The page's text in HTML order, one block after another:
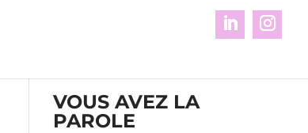
VOUS AVEZ LA
PAROLE